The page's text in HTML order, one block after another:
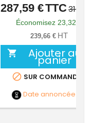
Prix
Prix
de
base
287,59 €TTC
Économisez 23,32 €
239,66 € HT
 Ajouter au
panier
 SUR COMMANDE
Date annoncée